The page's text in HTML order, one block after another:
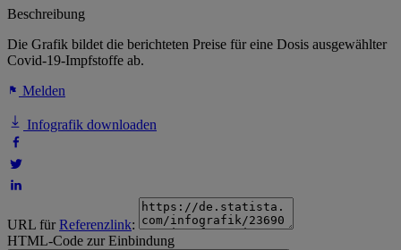
Beschreibung
Die Grafik bildet die berichteten Preise für eine Dosis ausgewählter
Covid-19-Impfstoffe ab.
Melden
Infografik downloaden
URL fürReferenzlink:
HTML-Code zur Einbindung